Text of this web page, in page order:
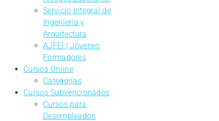
Servicio Integral de
Ingeniería y
Arquitectura
AJFEI | Jóvenes
Formadores
Cursos Online
Categorías
Cursos Subvencionados
Cursos para
Desempleados